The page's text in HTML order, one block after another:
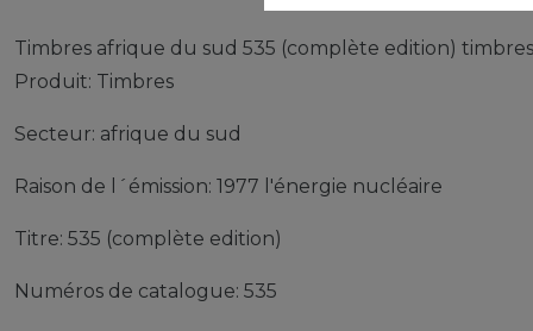
Timbres afrique du sud 535 (complète edition)
Produit: Timbres
Secteur: afrique du sud
Raison de l´émission: 1977 l'énergie nucléaire
Titre: 535 (complète edition)
Numéros de catalogue: 535